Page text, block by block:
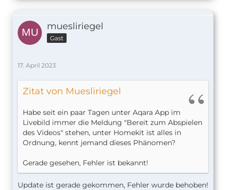
muesliriegel
Gast
17. April 2023
Zitat von Muesliriegel
Habe seit ein paar Tagen unter Aqara App im
Livebild immer die Meldung "Bereit zum Abspielen
des Videos" stehen, unter Homekit ist alles in
Ordnung, kennt jemand dieses Phänomen?
Gerade gesehen, Fehler ist bekannt!
Update ist gerade gekommen, Fehler wurde behoben!